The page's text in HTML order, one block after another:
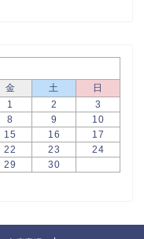
金 土
日
1
2
3
8 9
10
15 16
17
22 23
24
29 30